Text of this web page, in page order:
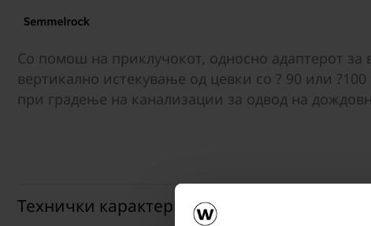
Со помош на приклучокот, односно адаптерот за
вертикално истекување од цевки со ? 90 или
при градење на канализации за одвод на
Технички карактеристики